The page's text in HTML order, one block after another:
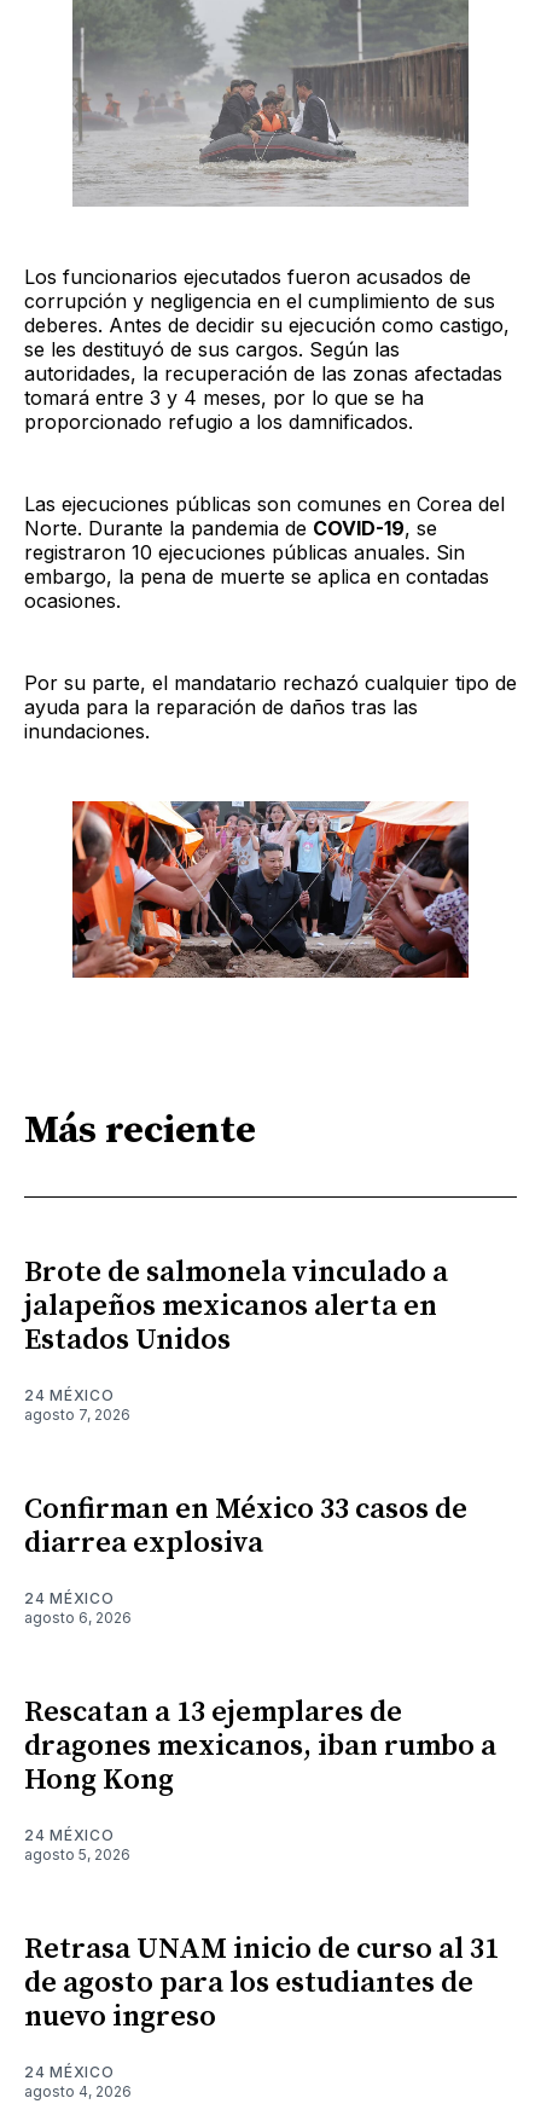
Los funcionarios ejecutados fueron acusados de
corrupción y negligencia en el cumplimiento de sus
deberes. Antes de decidir su ejecución como castigo,
se les destituyó de sus cargos. Según las
autoridades, la recuperación de las zonas afectadas
tomará entre 3 y 4 meses, por lo que se ha
proporcionado refugio a los damnificados.
Las ejecuciones públicas son comunes en Corea del
Norte. Durante la pandemia de COVID-19, se
registraron 10 ejecuciones públicas anuales. Sin
embargo, la pena de muerte se aplica en contadas
ocasiones.
Por su parte, el mandatario rechazó cualquier tipo de
ayuda para la reparación de daños tras las
inundaciones.
Más reciente
Brote de salmonela vinculado a
jalapeños mexicanos alerta en
Estados Unidos
24 MÉXICO
agosto 7, 2026
Confirman en México 33 casos de
diarrea explosiva
24 MÉXICO
agosto 6, 2026
Rescatan a 13 ejemplares de
dragones mexicanos, iban rumbo a
Hong Kong
24 MÉXICO
agosto 5, 2026
Retrasa UNAM inicio de curso al 31
de agosto para los estudiantes de
nuevo ingreso
24 MÉXICO
agosto 4, 2026